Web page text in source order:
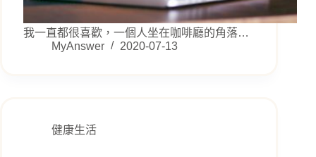
我一直都很喜歡，一個人坐在咖啡廳的角落…
MyAnswer
2020-07-13
健康生活